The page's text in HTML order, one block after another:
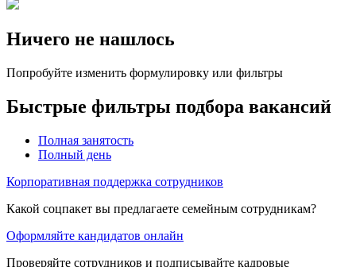
Ничего не нашлось
Попробуйте изменить формулировку или фильтры
Быстрые фильтры подбора вакансий
Полная занятость
Полный день
Корпоративная поддержка сотрудников
Какой соцпакет вы предлагаете семейным сотрудникам?
Оформляйте кандидатов онлайн
Проверяйте сотрудников и подписывайте кадровые